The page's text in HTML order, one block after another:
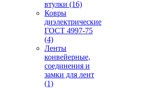
втулки (16)
Ковры
диэлектрические
ГОСТ 4997-75
(4)
Ленты
конвейерные,
соединения и
замки для лент
(1)